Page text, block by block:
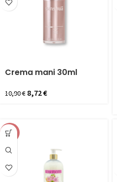
Crema mani 30ml
10,90€8,72€
-20%